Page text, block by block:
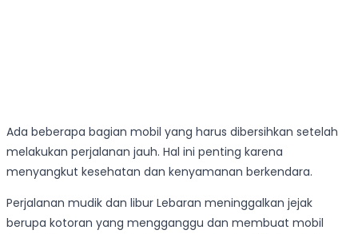
Ada beberapa bagian mobil yang harus dibersihkan setelah
melakukan perjalanan jauh. Hal ini penting karena
menyangkut kesehatan dan kenyamanan berkendara.
Perjalanan mudik dan libur Lebaran meninggalkan jejak
berupa kotoran yang mengganggu dan membuat mobil